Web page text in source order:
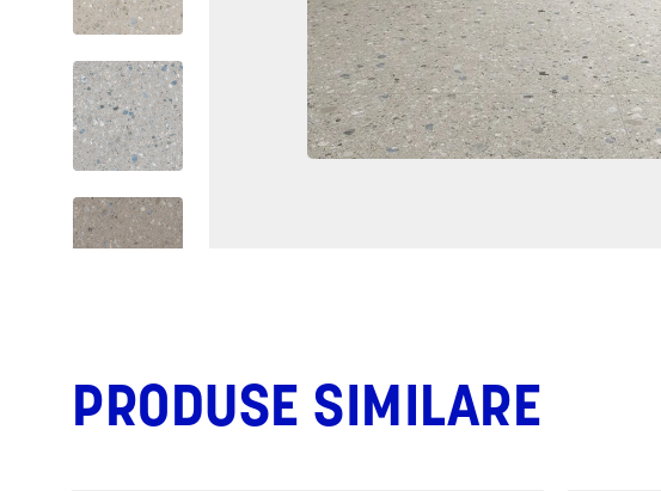
PRODUSE SIMILARE